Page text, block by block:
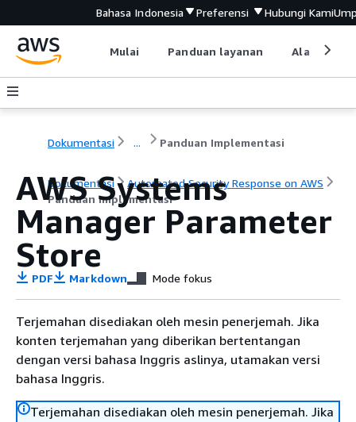
Bahasa Indonesia Preferensi Hubungi Kami
Mulai Panduan layanan Alat
Dokumentasi ... Panduan Implementasi
Dokumentasi
Automated Security Response on AWS
Panduan Implementasi
AWS Systems
Manager Parameter
Store
PDF Markdown Mode fokus
Terjemahan disediakan oleh mesin penerjemah. Jika
konten terjemahan yang diberikan bertentangan
dengan versi bahasa Inggris aslinya, utamakan versi
bahasa Inggris.
Terjemahan disediakan oleh mesin penerjemah. Jika